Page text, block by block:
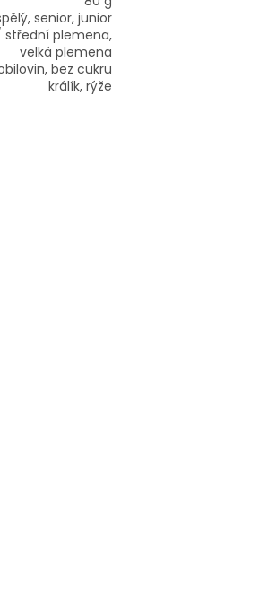
senior, junior
plemena,
velká plemena
bez cukru
králík, rýže